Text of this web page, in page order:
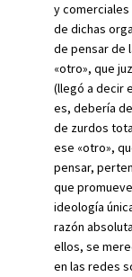
y comerciales
de dichas
de pensar de
«otro», que
(llegó a decir
es, debería
de zurdos
ese «otro»,
pensar,
que
ideología
razón
ellos, se
en las redes